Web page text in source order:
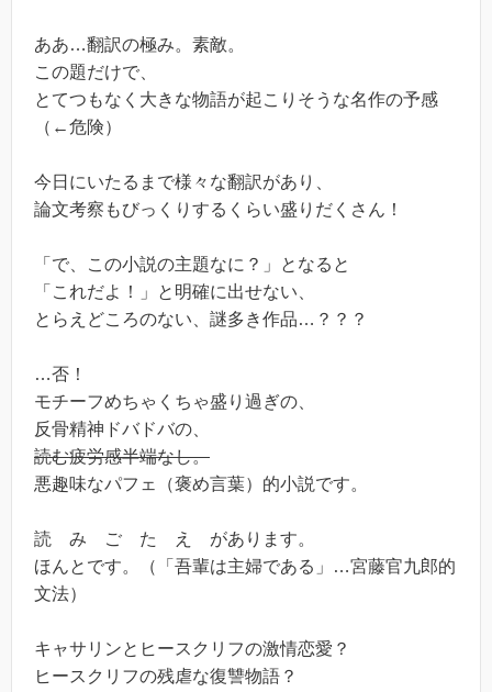
ああ…翻訳の極み。素敵。
この題だけで、
とてつもなく大きな物語が起こりそうな名作の予感
（←危険）
今日にいたるまで様々な翻訳があり、
論文考察もびっくりするくらい盛りだくさん！
「で、この小説の主題なに？」となると
「これだよ！」と明確に出せない、
とらえどころのない、謎多き作品…？？？
…否！
モチーフめちゃくちゃ盛り過ぎの、
反骨精神ドバドバの、
読む疲労感半端なし。
悪趣味なパフェ（褒め言葉）的小説です。
読 み ご た え があります。
ほんとです。（「吾輩は主婦である」…宮藤官九郎的
文法）
キャサリンとヒースクリフの激情恋愛？
ヒースクリフの残虐な復讐物語？